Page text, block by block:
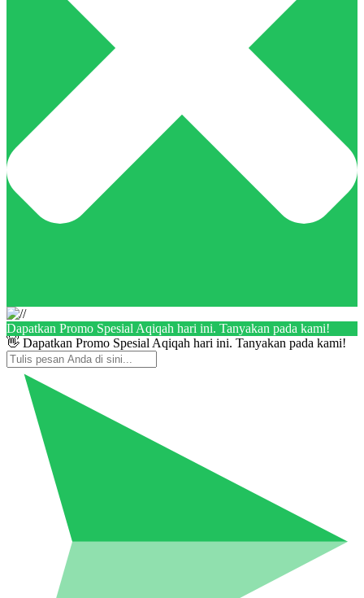
Dapatkan Promo Spesial Aqiqah hari ini. Tanyakan pada kami!
👋 Dapatkan Promo Spesial Aqiqah hari ini. Tanyakan pada kami!